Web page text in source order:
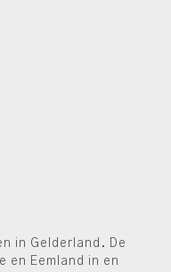
in Gelderland. De
en Eemland in en